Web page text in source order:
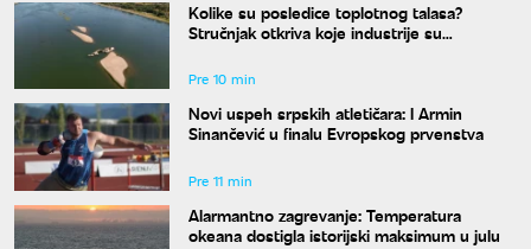
Kolike su posledice toplotnog talasa?
Stručnjak otkriva koje industrije su
Pre 10 min
Novi uspeh srpskih atletičara: I Armin
Sinančević u finalu Evropskog prvenstva
Pre 11 min
Alarmantno zagrevanje: Temperatura
okeana dostigla istorijski maksimum u julu